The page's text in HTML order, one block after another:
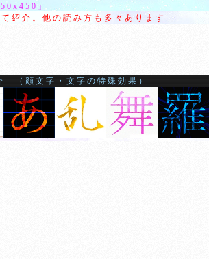
」
紹介。他の読み方も多々あります
（顔文字・文字の特殊効果）